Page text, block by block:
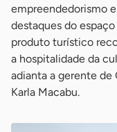
empreendedorismo
destaques do
produto turístico
a hospitalidade da
adianta a gerente
Karla Macabu.